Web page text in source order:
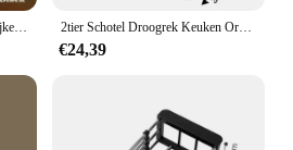
2tier Schotel Droogrek Keuken Organizer Gootsteen Houder Aanrecht Bestek Opslag Houder Keuken Accessoires Organizer
€24,39